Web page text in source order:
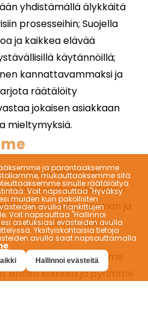
ja parantaaksemme
mukauttaaksemme sitä
sinulle räätälöityä
Voit napsauttaa "Hyväksy
muiden kuin pakollisten
avulla hankittujen
Voit napsauttaa "Hallinnoi
asetuksiasi evästeiden avulla
Yksityiskohtaisia ​​tietoja
avulla saat napsauttamalla
.
Hallinnoi evästeitä